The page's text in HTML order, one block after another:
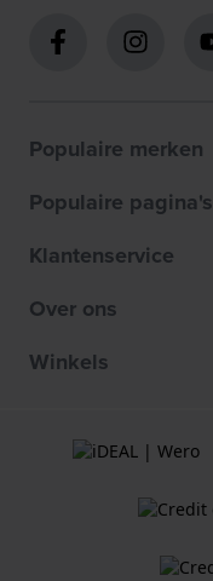
Populaire merken
Populaire pagina's
Klantenservice
Over ons
Winkels